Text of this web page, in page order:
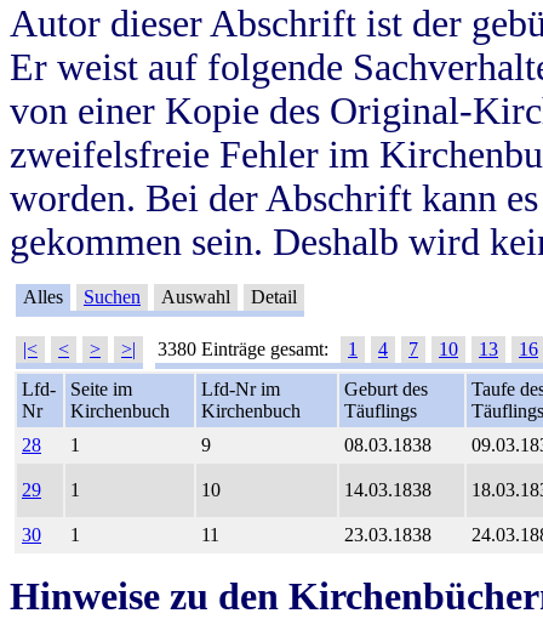
Autor dieser Abschrift ist der
Er weist auf folgende
von einer Kopie des Original-
zweifelsfreie Fehler im
worden. Bei der Abschrift kann
gekommen sein. Deshalb wird
Alles Suchen Auswahl Detail
|< < > >| 3380 Einträge gesamt: 1 4 7 10 13
16
Lfd-
Nr
Seite im
Kirchenbuch
Lfd-Nr im
Kirchenbuch
Geburt des
Täuflings
Taufe
Täuflings
28
1 9 08.03.1838
29 1 10 14.03.1838
30 1 11 23.03.1838
Hinweise zu den